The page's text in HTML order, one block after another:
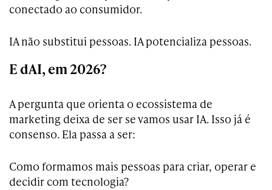
conectado ao consumidor.
IA não substitui pessoas. IA potencializa pessoas.
E dAI, em 2026?
A pergunta que orienta o ecossistema de
marketing deixa de ser se vamos usar IA. Isso já é
consenso. Ela passa a ser:
Como formamos mais pessoas para criar, operar e
decidir com tecnologia?